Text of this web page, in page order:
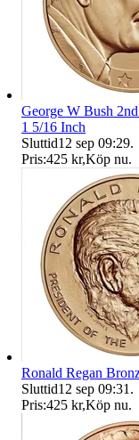
George W Bush
1 5/16 Inch
Sluttid12 sep 09:29.
Pris:425 kr,Köp nu.
Ronald Regan
Sluttid12 sep 09:31 .
Pris:425 kr,Köp nu.